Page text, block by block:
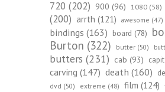
720 (202) 900 (96) 1080 (58)
(200) arrth (121) awesome (47)
bindings (163) board (78)
Burton (322) butter (50)
butters (231) cab (93)
carving (147) death (160)
dvd (50) extreme (48) film (124)